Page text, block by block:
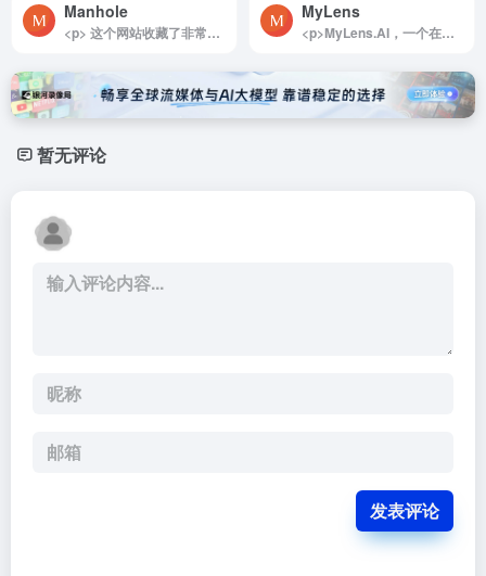
Manhole
<p> 这个网站收藏了非常多全世界各地有趣的井盖，还能看这个井盖具体在什么地方。 </p>
MyLens
<p>MyLens.AI，一个在线的AI工具，可以根据你提供的关键词来创建时间线，输入不同的关键词，可以是历史、人物、科技、产品甚至游戏。</p><p>关键是无需注册就可使用！</p><p>现在免费！！现在免费！！以后可能会进行收费（我猜的）</p>
暂无评论
发表评论